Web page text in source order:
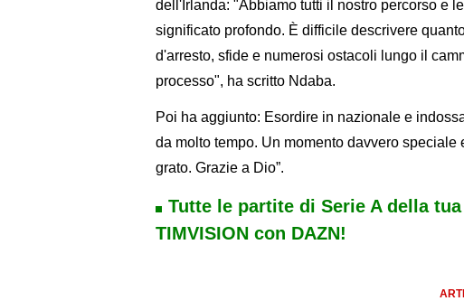
dell'Irlanda: "Abbiamo tutti il nostro percorso e
significato profondo. È difficile descrivere
d'arresto, sfide e numerosi ostacoli lungo il
processo", ha scritto Ndaba.
Poi ha aggiunto: Esordire in nazionale e
da molto tempo. Un momento davvero
grato. Grazie a Dio”.
Tutte le partite di Serie A della
TIMVISION con DAZN!